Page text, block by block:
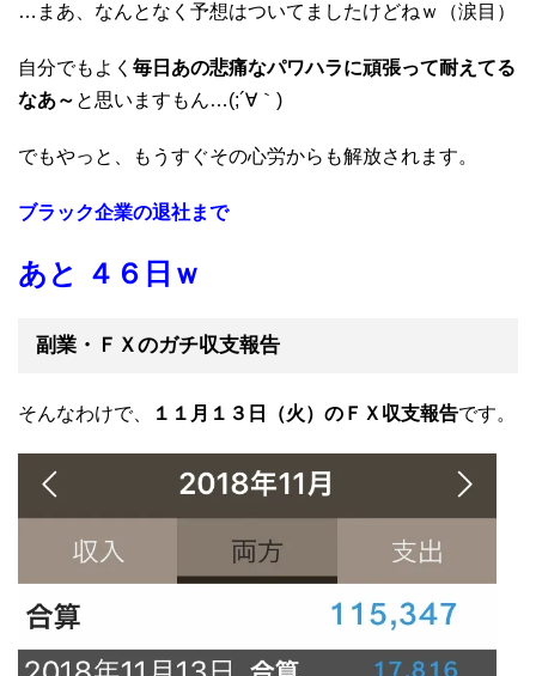
…まあ、なんとなく予想はついてましたけどねｗ（涙目）
自分でもよく 毎日あの悲痛なパワハラに頑張って耐えてる
なあ～ と思いますもん…(;´∀｀)
でもやっと、もうすぐその心労からも解放されます。
ブラック企業の退社まで
あと ４６日ｗ
副業・ＦＸのガチ収支報告
そんなわけで、 １１月１３ 日（火）のＦＸ収支報告です。